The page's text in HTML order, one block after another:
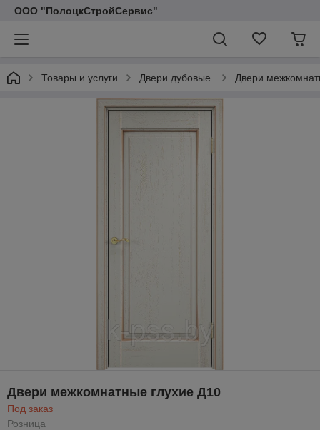
ООО "ПолоцкСтройСервис"
Товары и услуги Двери дубовые. Двери
Двери межкомнатные глухие Д10
Под заказ
Розница